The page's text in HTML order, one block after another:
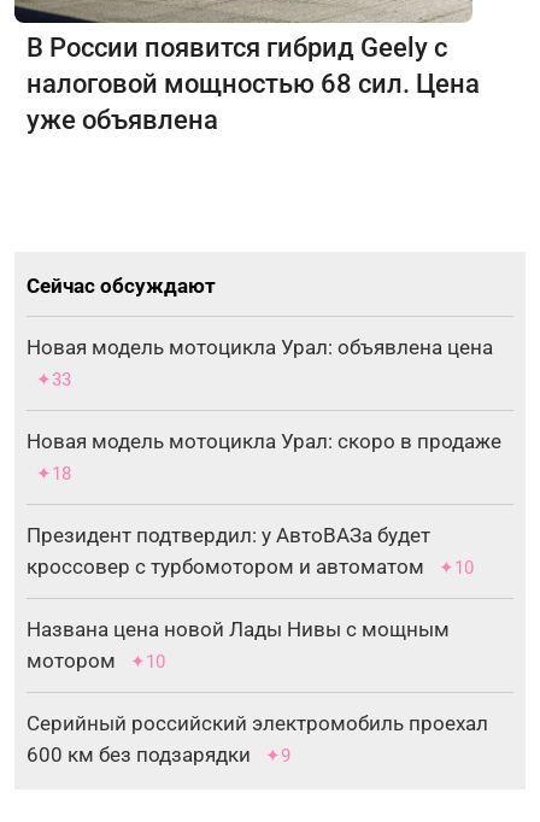
В России появится гибрид Geely с
налоговой мощностью 68 сил. Цена
уже объявлена
Сейчас обсуждают
Новая модель мотоцикла Урал: объявлена цена
✦33
Новая модель мотоцикла Урал: скоро в продаже
✦18
Президент подтвердил: у АвтоВАЗа будет
кроссовер с турбомотором и автоматом
✦10
Названа цена новой Лады Нивы с мощным
мотором
✦10
Серийный российский электромобиль проехал
600 км без подзарядки
✦9